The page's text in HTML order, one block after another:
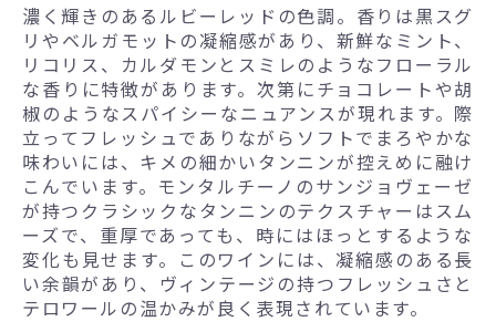
濃く輝きのあるルビーレッドの色調。香りは黒スグ
リやベルガモットの凝縮感があり、新鮮なミント、
リコリス、カルダモンとスミレのようなフローラル
な香りに特徴があります。次第にチョコレートや胡
椒のようなスパイシーなニュアンスが現れます。際
立ってフレッシュでありながらソフトでまろやかな
味わいには、キメの細かいタンニンが控えめに融け
こんでいます。モンタルチーノのサンジョヴェーゼ
が持つクラシックなタンニンのテクスチャーはスム
ーズで、重厚であっても、時にはほっとするような
変化も見せます。このワインには、凝縮感のある長
い余韻があり、ヴィンテージの持つフレッシュさと
テロワールの温かみが良く表現されています。